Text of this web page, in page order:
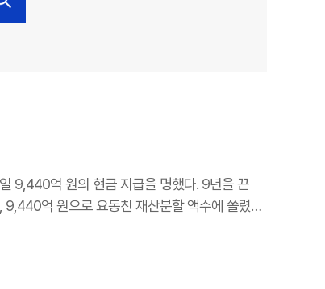
9,440억 원의 현금 지급을 명했다. 9년을 끈
억 원으로 요동친 재산분할 액수에 쏠렸다.